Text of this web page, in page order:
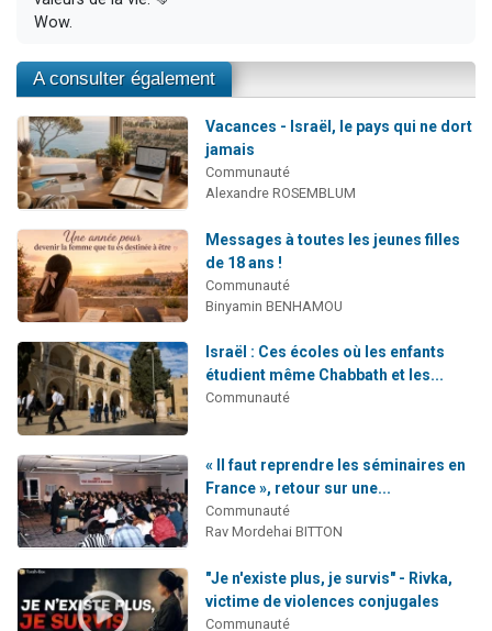
Wow.
A consulter également
Vacances - Israël, le pays qui ne dort
jamais
Communauté
Alexandre ROSEMBLUM
Messages à toutes les jeunes filles
de 18 ans !
Communauté
Binyamin BENHAMOU
Israël : Ces écoles où les enfants
étudient même Chabbath et les...
Communauté
« Il faut reprendre les séminaires en
France », retour sur une...
Communauté
Rav Mordehai BITTON
"Je n'existe plus, je survis" - Rivka,
victime de violences conjugales
Communauté